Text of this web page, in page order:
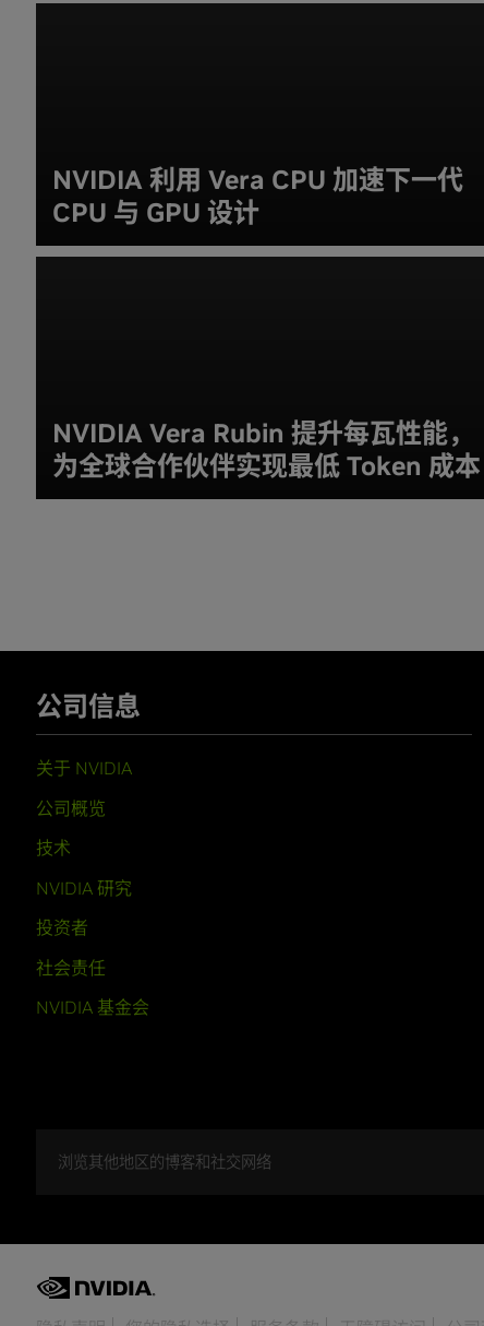
NVIDIA 利用 Vera CPU 加速下一代
CPU 与 GPU 设计
NVIDIA Vera Rubin 提升每瓦性能，
为全球合作伙伴实现最低 Token 成本
公司信息
关于 NVIDIA
公司概览
技术
NVIDIA 研究
投资者
社会责任
NVIDIA 基金会
浏览其他地区的博客和社交网络